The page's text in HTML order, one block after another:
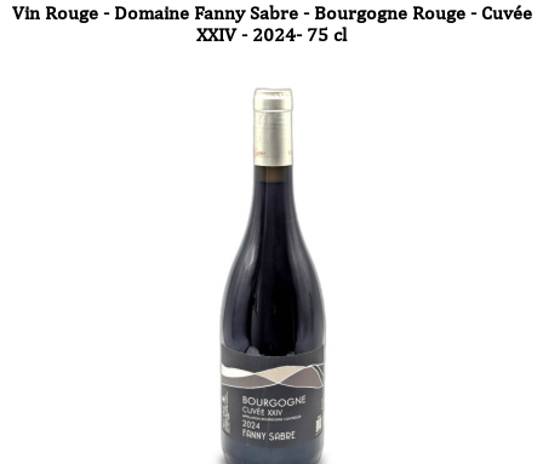
Vin Rouge - Domaine Fanny Sabre - Bourgogne Rouge - Cuvée
XXIV - 2024- 75 cl